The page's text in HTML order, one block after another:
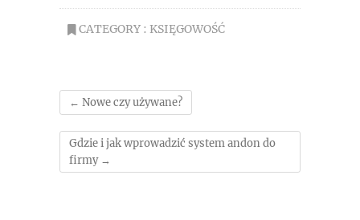
CATEGORY : KSIĘGOWOŚĆ
← Nowe czy używane?
Gdzie i jak wprowadzić system andon do
firmy →